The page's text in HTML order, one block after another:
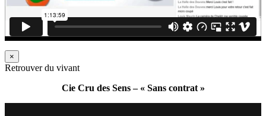
×
Retrouver du vivant
Cie Cru des Sens – « Sans contrat »